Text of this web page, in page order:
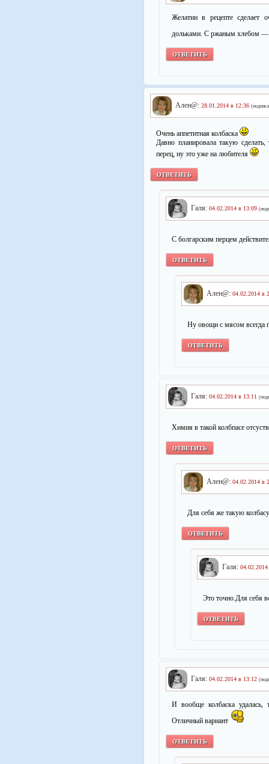
Желатин в рецепте сделает
дольками. С ржаным хлебом —
ОТВЕТИТЬ
Ален@: 28.01.2014 в 12:36
Очень аппетитная колбаска
Давно планировала такую
перец, ну это уже на любителя
ОТВЕТИТЬ
Галя: 04.02.2014 в 13:09
С болгарским перцем
ОТВЕТИТЬ
Ален@: 04.02.2014 в
Ну овощи с мясом всегда
ОТВЕТИТЬ
Галя: 04.02.2014 в 13:11
Химия в такой колбпасе
ОТВЕТИТЬ
Ален@: 04.02.2014 в
Для себя же такую
ОТВЕТИТЬ
Галя:
Это точно.Для себя
ОТВЕТИТЬ
Галя: 04.02.2014 в 13:12
И вообще колбаска удалась,
Отличный вариант
ОТВЕТИТЬ